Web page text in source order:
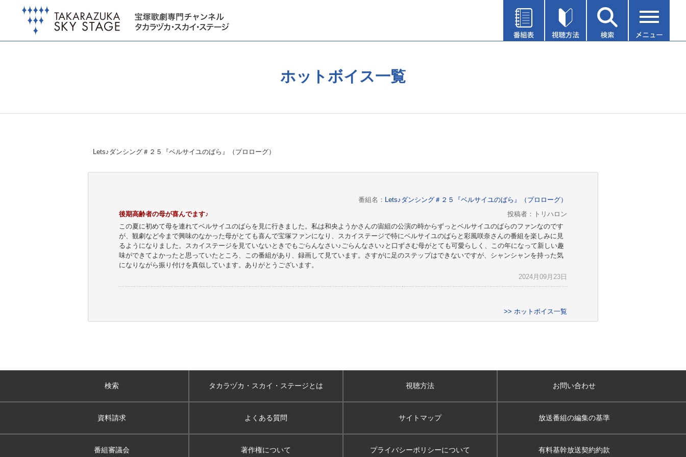
ホットボイス一覧
Lets♪ダンシング＃２５『ベルサイユのばら』（プロローグ）
番組名： Lets♪ダンシング＃２５『ベルサイユのばら』（プロローグ）
後期高齢者の母が喜んでます♪
投稿者：トリハロン
この夏に初めて母を連れてベルサイユのばらを見に行きました。私は和央ようかさんの宙組の公演の時からずっとベルサイユのばらのファンなのです
が、観劇など今まで興味のなかった母がとても喜んで宝塚ファンになり、スカイステージで特にベルサイユのばらと彩風咲奈さんの番組を楽しみに見
るようになりました。スカイステージを見ていないときでもごらんなさい♪ごらんなさい♪と口ずさむ母がとても可愛らしく、この年になって新しい趣
味ができてよかったと思っていたところ、この番組があり、録画して見ています。さすがに足のステップはできないですが、シャンシャンを持った気
になりながら振り付けを真似しています。ありがとうございます。
2024月09月23日
>> ホットボイス一覧
検索 タカラヅカ・スカイ ・ステージとは 視聴方法 お問い合わせ
資料請求 よくある質問 サイトマップ 放送番組の編集の基準
番組審議会 著作権について プライバシーポリシーについて 有料基幹放送契約約款